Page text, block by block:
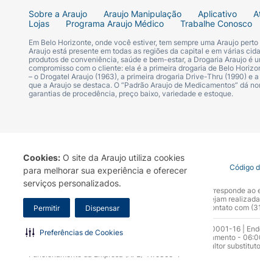
Cookies: O site da Araujo utiliza cookies
para melhorar sua experiência e oferecer
serviços personalizados.
Permitir Dispensar
Preferências de Cookies
Sobre a Araujo Araujo Manipulação Aplicativo
Lojas
Programa Araujo Médico Trabalhe Conosco
Em Belo Horizonte, onde você estiver, tem sempre uma Araujo
Araujo está presente em todas as regiões da capital e em várias
produtos de conveniência, saúde e bem-estar, a Drogaria Araujo é
compromisso com o cliente: ela é a primeira drogaria de Belo
– o Drogatel Araujo (1963), a primeira drogaria Drive-Thru (1990) e
que a Araujo se destaca. O “Padrão Araujo de Medicamentos” dá
garantias de procedência, preço baixo, variedade e estoque.
Termo de Uso Portal da Privacidade Covid-19 Código
A Drogaria Araujo S/A informa que o seu site oficial corresponde
marca. Para sua segurança recomendamos que não sejam
Araujo S.A. Em caso de dúvidas, gentileza entrar em contato com
Razão Social: Drogaria Araujo S.A | CNPJ: 17.256.512.0001-16 |
0300.313.1010 e (31) 3270-5000 Horário de funcionamento -
10.965 | Yasmin Silva Alvarenga – CRF 52.584 - Consultor
Funcionamento da Empresa (AFE): 7.16355-1